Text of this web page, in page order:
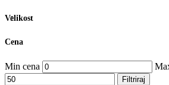
Velikost
Cena
Min cena
Filtriraj